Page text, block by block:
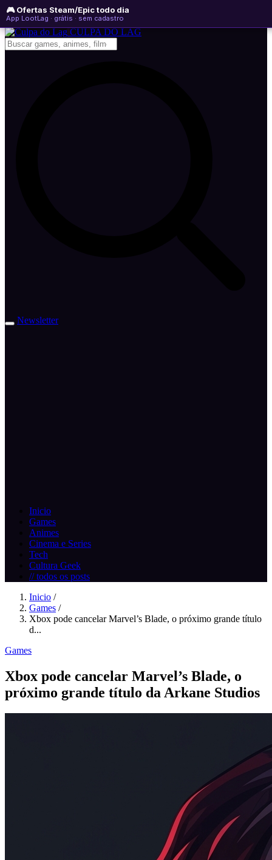
🎮 Ofertas Steam/Epic todo dia
App LootLag · grátis · sem cadastro
sexta-feira, 07 de agosto de 2026
Newsletter
CULPA DO LAG
Newsletter
Inicio
Games
Animes
Cinema e Series
Tech
Cultura Geek
// todos os posts
Inicio /
Games /
Xbox pode cancelar Marvel’s Blade, o próximo grande título
d...
Games
Xbox pode cancelar Marvel’s Blade, o
próximo grande título da Arkane Studios